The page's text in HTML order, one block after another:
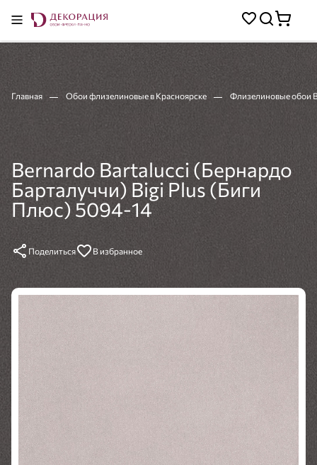
Главная Обои флизелиновые в Красноярске Флизелиновые обои
Bernardo Bartalucci (Бернардо
Барталуччи) Bigi Plus (Биги
Плюс) 5094-14
Поделиться В избранное